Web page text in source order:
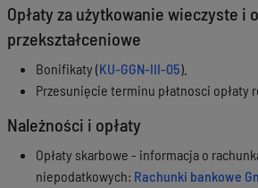
Opłaty za użytkowanie wieczyste i
przekształceniowe
Bonifikaty (KU-GGN-III-05).
Przesunięcie terminu płatnosci opłaty
Należności i opłaty
Opłaty skarbowe - informacja o
niepodatkowych: Rachunki bankowe